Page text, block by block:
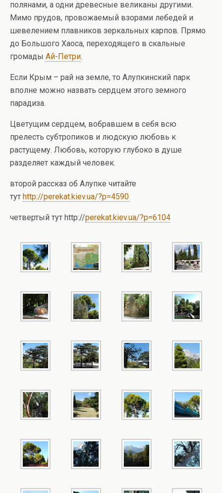
полянами, а одни древесные великаны другими.
Мимо прудов, провожаемый взорами лебедей и
шевелением плавников зеркальных карпов. Прямо
до Большого Хаоса, переходящего в скальные
громады Ай-Петри.
Если Крым – рай на земле, то Алупкинский парк
вполне можно назвать сердцем этого земного
парадиза.
Цветущим сердцем, вобравшем в себя всю
прелесть субтропиков и людскую любовь к
растущему. Любовь, которую глубоко в душе
разделяет каждый человек.
второй рассказ об Алупке читайте
тут http://perekat.kiev.ua/?p=4590
четвертый тут http://perekat.kiev.ua/?p=6104